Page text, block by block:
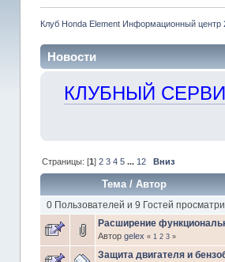
Клуб Honda Element Информационный центр
Новости
КЛУБНЫЙ
Страницы: [1] 2 3 4 5 ... 12 Вниз
Тема/ Автор
0 Пользователей и 9 Гостей
Расширение
Автор gelex « 1 2 3»
Защита двигателя и